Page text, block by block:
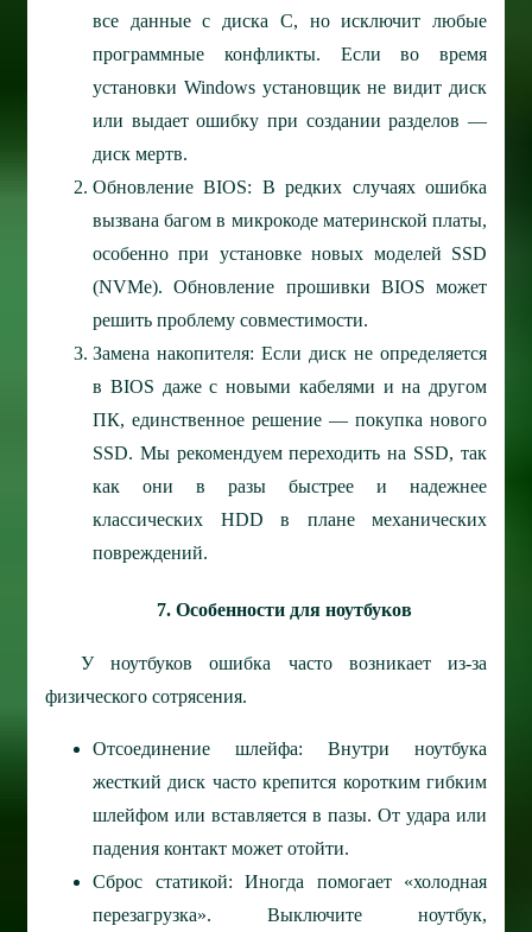
все данные с диска C, но исключит любые
программные конфликты. Если во время
установки Windows установщик не видит диск
или выдает ошибку при создании разделов —
диск мертв.
Обновление BIOS: В редких случаях ошибка
вызвана багом в микрокоде материнской платы,
особенно при установке новых моделей SSD
(NVMe). Обновление прошивки BIOS может
решить проблему совместимости.
Замена накопителя: Если диск не определяется
в BIOS даже с новыми кабелями и на другом
ПК, единственное решение — покупка нового
SSD. Мы рекомендуем переходить на SSD, так
как они в разы быстрее и надежнее
классических HDD в плане механических
повреждений.
7. Особенности для ноутбуков
У ноутбуков ошибка часто возникает из-за
физического сотрясения.
Отсоединение шлейфа: Внутри ноутбука
жесткий диск часто крепится коротким гибким
шлейфом или вставляется в пазы. От удара или
падения контакт может отойти.
Сброс статикой: Иногда помогает «холодная
перезагрузка». Выключите ноутбук,